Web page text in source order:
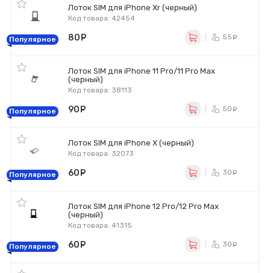
Лоток SIM для iPhone Xr (черный)
Код товара: 42454
Популярное 80 55
Лоток SIM для iPhone 11 Pro/11 Pro Max
(черный)
Код товара: 38113
Популярное 90 50
Лоток SIM для iPhone X (черный)
Код товара: 32073
Популярное 60 30
Лоток SIM для iPhone 12 Pro/12 Pro Max
(черный)
Код товара: 41315
Популярное 60 30